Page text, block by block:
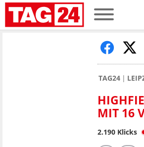
TAG24
MIT 16
2.190 Klicks